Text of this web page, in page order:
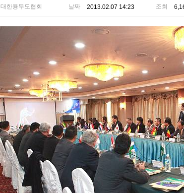
대한용무도협회 날짜 2013.02.07 14:23 조회